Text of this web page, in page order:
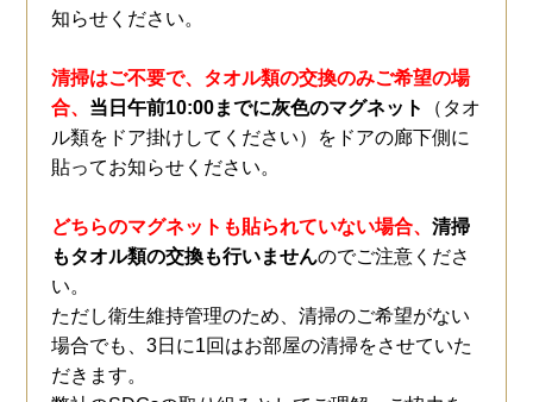
知らせください。
清掃はご不要で、タオル類の交換のみご希望の場
合、 当日午前10:00までに灰色のマグネット
（タオ
ル類をドア掛けしてください）をドアの廊下側に
貼ってお知らせください。
どちらのマグネットも貼られていない場合、清掃
もタオル類の交換も行いませんのでご注意くださ
い。
ただし衛生維持管理のため、清掃のご希望がない
場合でも、3日に1回はお部屋の清掃をさせていた
だきます。